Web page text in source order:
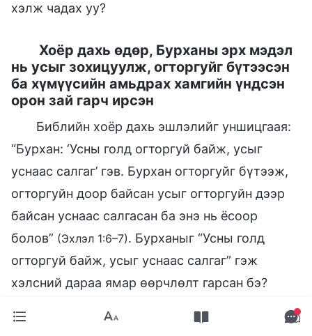
хэлж чадах уу?
Хоёр дахь өдөр, Бурханы эрх мэдэл
нь усыг зохицуулж, огторгуйг бүтээсэн
ба хүмүүсийн амьдрах хамгийн үндсэн
орон зай гарч ирсэн
Библийн хоёр дахь эшлэлийг уншицгаая:
“Бурхан: ‘Усны голд огторгуй байж, усыг
уснаас салгаг’ гэв. Бурхан огторгуйг бүтээж,
огторгуйн доор байсан усыг огторгуйн дээр
байсан уснаас салгасан ба энэ нь ёсоор
болов” (Эхлэл 1:6–7). Бурханыг “Усны голд
огторгуй байж, усыг уснаас салгаг” гэж
хэлсний дараа ямар өөрчлөлт гарсан бэ?
огторгуйн доор байсан усыг огторгуйн дээр